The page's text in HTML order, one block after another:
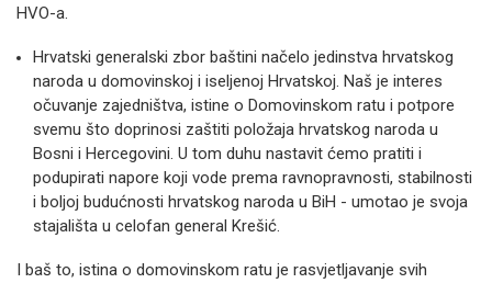
HVO-a.
Hrvatski generalski zbor baštini načelo jedinstva hrvatskog
naroda u domovinskoj i iseljenoj Hrvatskoj. Naš je interes
očuvanje zajedništva, istine o Domovinskom ratu i potpore
svemu što doprinosi zaštiti položaja hrvatskog naroda u
Bosni i Hercegovini. U tom duhu nastavit ćemo pratiti i
podupirati napore koji vode prema ravnopravnosti, stabilnosti
i boljoj budućnosti hrvatskog naroda u BiH - umotao je svoja
stajališta u celofan general Krešić.
I baš to, istina o domovinskom ratu je rasvjetljavanje svih